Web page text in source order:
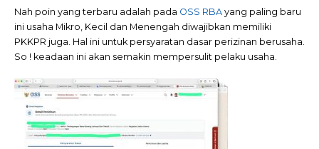
Nah poin yang terbaru adalah pada OSS RBA yang paling baru
ini usaha Mikro, Kecil dan Menengah diwajibkan memiliki
PKKPR juga. Hal ini untuk persyaratan dasar perizinan berusaha.
So ! keadaan ini akan semakin mempersulit pelaku usaha.